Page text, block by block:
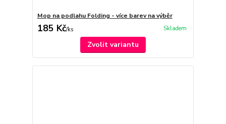
Mop na podlahu Folding - více barev na výběr
185 Kč/ks Skladem
Zvolit variantu